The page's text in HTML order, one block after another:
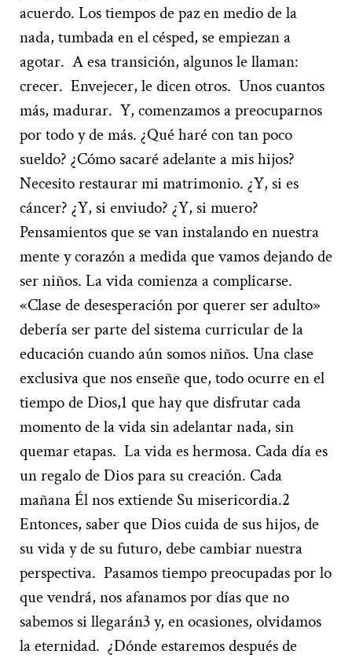
acuerdo. Los tiempos de paz en medio de la
nada, tumbada en el césped, se empiezan a
agotar. A esa transición, algunos le llaman:
crecer. Envejecer, le dicen otros. Unos cuantos
más, madurar. Y, comenzamos a preocuparnos
por todo y de más. ¿Qué haré con tan poco
sueldo? ¿Cómo sacaré adelante a mis hijos?
Necesito restaurar mi matrimonio. ¿Y, si es
cáncer? ¿Y, si enviudo? ¿Y, si muero?
Pensamientos que se van instalando en nuestra
mente y corazón a medida que vamos dejando de
ser niños. La vida comienza a complicarse.
«Clase de desesperación por querer ser adulto»
debería ser parte del sistema curricular de la
educación cuando aún somos niños. Una clase
exclusiva que nos enseñe que, todo ocurre en el
tiempo de Dios,1 que hay que disfrutar cada
momento de la vida sin adelantar nada, sin
quemar etapas. La vida es hermosa. Cada día es
un regalo de Dios para su creación. Cada
mañana Él nos extiende Su misericordia.2
Entonces, saber que Dios cuida de sus hijos, de
su vida y de su futuro, debe cambiar nuestra
perspectiva. Pasamos tiempo preocupadas por lo
que vendrá, nos afanamos por días que no
sabemos si llegarán3y, en ocasiones, olvidamos
la eternidad. ¿Dónde estaremos después de